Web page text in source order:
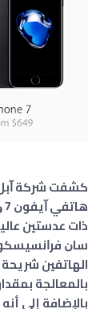
ذات عدستين
ﺳﺎﻥ